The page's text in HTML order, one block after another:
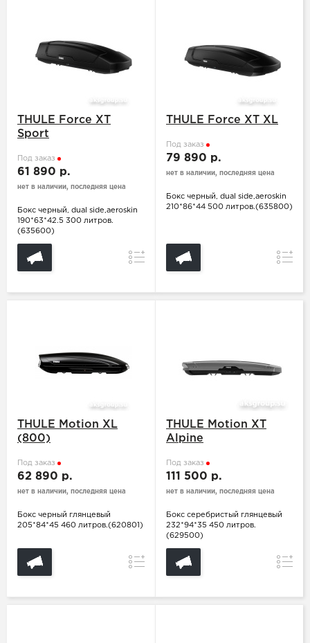
THULE Force XT
Sport
Под заказ
61 890 р.
нет в наличии, последняя цена
Бокс черный, dual side,aeroskin
190*63*42.5 300 литров.
(635600)
Сравнение
THULE Force XT XL
Под заказ
79 890 р.
нет в наличии, последняя цена
Бокс черный, dual side,aeroskin
210*86*44 500 литров.(635800)
THULE Motion XL
(800)
Под заказ
62 890 р.
нет в наличии, последняя цена
Бокс черный глянцевый
205*84*45 460 литров.(620801)
Сравнение
THULE Motion XT
Alpine
Под заказ
111 500 р.
нет в наличии, последняя цена
Бокс серебристый глянцевый
232*94*35 450 литров.
(629500)